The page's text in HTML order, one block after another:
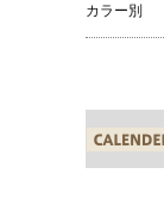
カラー別